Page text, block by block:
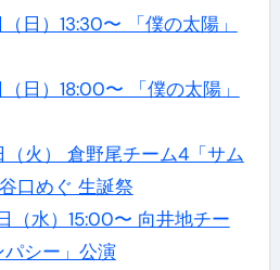
日）13:30〜 「僕の太陽」
日）18:00〜 「僕の太陽」
火） 倉野尾チーム4「サム
口めぐ 生誕祭
（水）15:00〜 向井地チー
シー」公演